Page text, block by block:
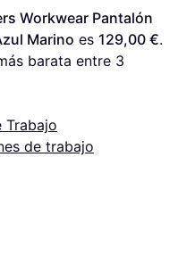
Workwear Pantalón
Marino es 129,00 €.
barata entre 3
Trabajo
de trabajo